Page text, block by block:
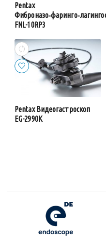
Pentax
FNL-10RP3
Pentax Видеогастроскоп
EG-2990K